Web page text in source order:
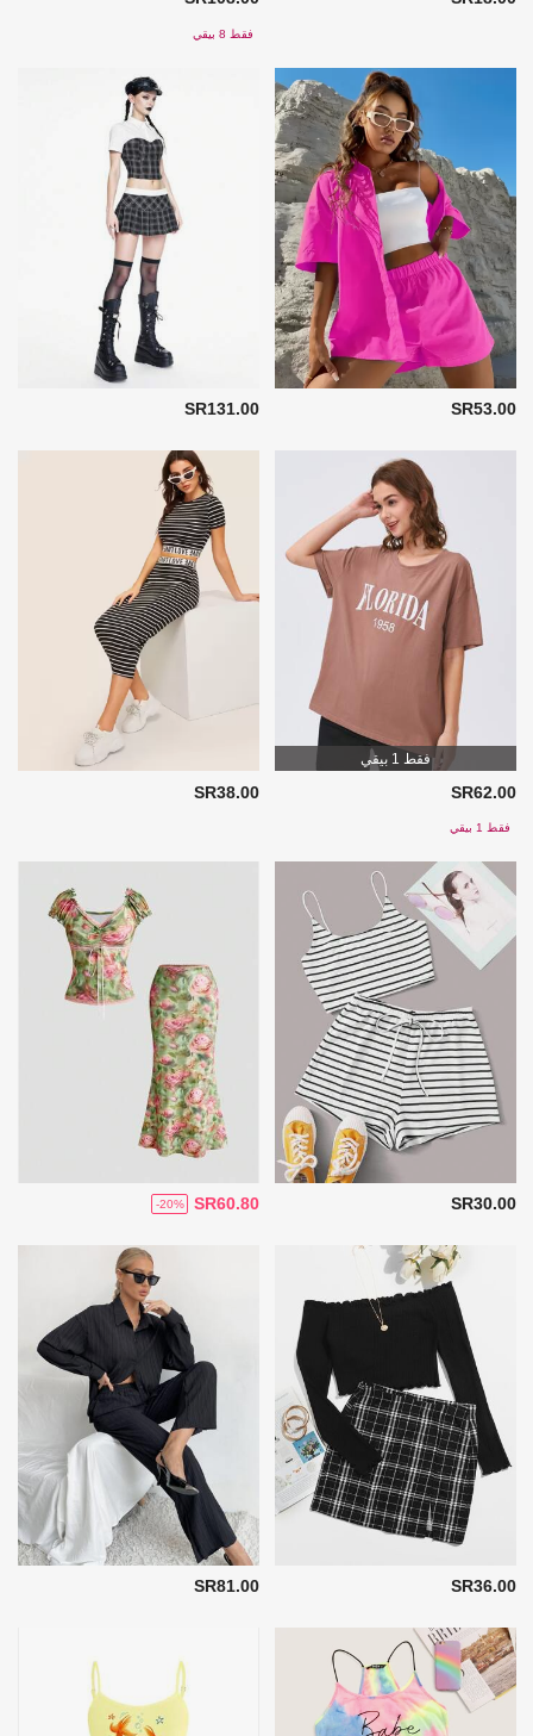
فقط 8 بيقي
SR53.00
SR131.00
فقط 1 بيقي
SR62.00
فقط 1 بيقي
SR38.00
SR30.00
SR60.80
-20%
SR36.00
SR81.00